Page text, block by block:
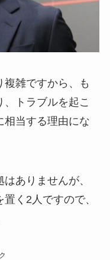
雑ですから、も
トラブルを起こ
相当する理由にな
ありませんが、
く2人ですので、